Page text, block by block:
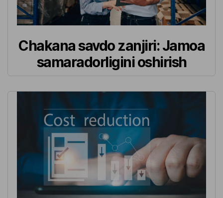
Chakana savdo zanjiri: Jamoa
samaradorligini oshirish